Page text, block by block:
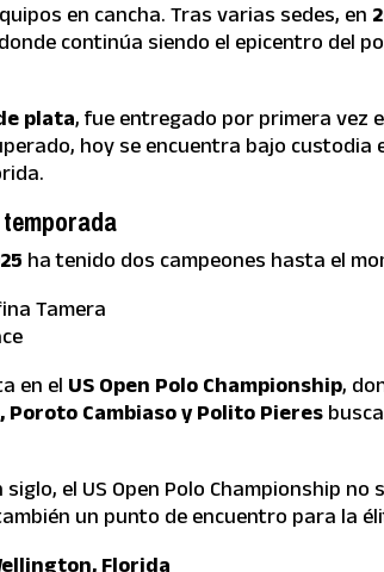
en cancha. Tras varias sedes, en
continúa siendo el epicentro del
plata, fue entregado por primera vez
hoy se encuentra bajo custodia
ha tenido dos campeones hasta el
Tamera
en el US Open Polo Championship,
Poroto Cambiaso y Polito Pieres
siglo, el US Open Polo Championship
un punto de encuentro para la
Florida